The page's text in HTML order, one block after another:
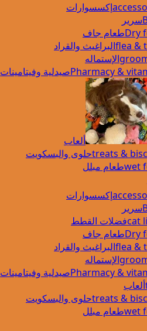
إكسسوارات
سرير
طعام جاف
البراغيث والقراد
الإستماله
صيدلية وفيتامينات
ألعاب
حلوى والبسكويت
طعام مبلل
إكسسوارات
سرير
فضلات القطط
طعام جاف
البراغيث والقراد
الإستماله
صيدلية وفيتامينات
ألعاب
حلوى والبسكويت
طعام مبلل